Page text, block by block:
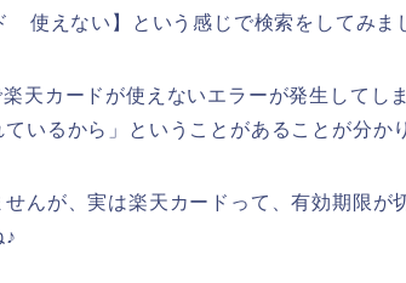
使えない】という感じで検索をしてみま
天カードが使えないエラーが発生してし
いるから」ということがあることが分か
んが、実は楽天カードって、有効期限が
♪